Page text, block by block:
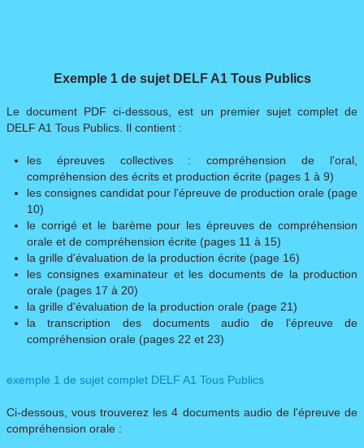
Exemple 1 de sujet DELF A1 Tous Publics
Le document PDF ci-dessous, est un premier sujet complet de
DELF A1 Tous Publics. Il contient :
les épreuves collectives : compréhension de l'oral,
compréhension des écrits et production écrite (pages 1 à 9)
les consignes candidat pour l'épreuve de production orale (page
10)
le corrigé et le barème pour les épreuves de compréhension
orale et de compréhension écrite (pages 11 à 15)
la grille d'évaluation de la production écrite (page 16)
les consignes examinateur et les documents de la production
orale (pages 17 à 20)
la grille d'évaluation de la production orale (page 21)
la transcription des documents audio de l'épreuve de
compréhension orale (pages 22 et 23)​​
exemple 1 de sujet complet DELF A1 Tous Publics
​Ci-dessous, vous trouverez les 4 documents audio de l'épreuve de
compréhension orale :